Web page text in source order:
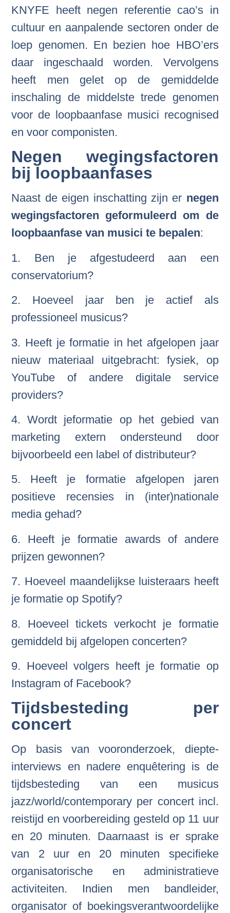
KNYFE heeft negen referentie cao’s in
cultuur en aanpalende sectoren onder de
loep genomen. En bezien hoe HBO’ers
daar ingeschaald worden. Vervolgens
heeft men gelet op de gemiddelde
inschaling de middelste trede genomen
voor de loopbaanfase musici recognised
en voor componisten.
Negen wegingsfactoren
bij loopbaanfases
Naast de eigen inschatting zijn er negen
wegingsfactoren geformuleerd om de
loopbaanfase van musici te bepalen:
1. Ben je afgestudeerd aan een
conservatorium?
2. Hoeveel jaar ben je actief als
professioneel musicus?
3. Heeft je formatie in het afgelopen jaar
nieuw materiaal uitgebracht: fysiek, op
YouTube of andere digitale service
providers?
4. Wordt jeformatie op het gebied van
marketing extern ondersteund door
bijvoorbeeld een label of distributeur?
5. Heeft je formatie afgelopen jaren
positieve recensies in (inter)nationale
media gehad?
6. Heeft je formatie awards of andere
prijzen gewonnen?
7. Hoeveel maandelijkse luisteraars heeft
je formatie op Spotify?
8. Hoeveel tickets verkocht je formatie
gemiddeld bij afgelopen concerten?
9. Hoeveel volgers heeft je formatie op
Instagram of Facebook?
Tijdsbesteding per
concert
Op basis van vooronderzoek, diepte-
interviews en nadere enquêtering is de
tijdsbesteding van een musicus
jazz/world/contemporary per concert incl.
reistijd en voorbereiding gesteld op 11 uur
en 20 minuten. Daarnaast is er sprake
van 2 uur en 20 minuten specifieke
organisatorische en administratieve
activiteiten. Indien men bandleider,
organisator of boekingsverantwoordelijke